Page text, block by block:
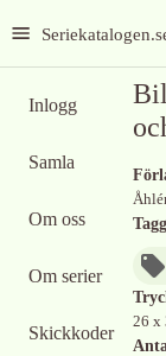
Inlogg
Samla
Om oss
Om serier
Skickkoder
26 x